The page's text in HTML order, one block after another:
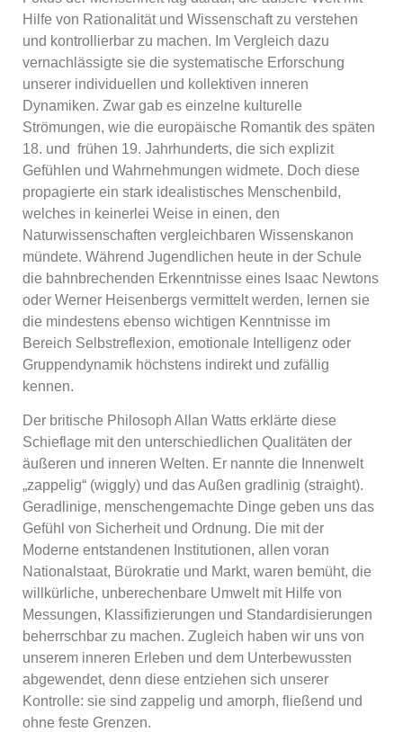
Hilfe von Rationalität und Wissenschaft zu verstehen
und kontrollierbar zu machen. Im Vergleich dazu
vernachlässigte sie die systematische Erforschung
unserer individuellen und kollektiven inneren
Dynamiken. Zwar gab es einzelne kulturelle
Strömungen, wie die europäische Romantik des späten
18. und frühen 19. Jahrhunderts, die sich explizit
Gefühlen und Wahrnehmungen widmete. Doch diese
propagierte ein stark idealistisches Menschenbild,
welches in keinerlei Weise in einen, den
Naturwissenschaften vergleichbaren Wissenskanon
mündete. Während Jugendlichen heute in der Schule
die bahnbrechenden Erkenntnisse eines Isaac Newtons
oder Werner Heisenbergs vermittelt werden, lernen sie
die mindestens ebenso wichtigen Kenntnisse im
Bereich Selbstreflexion, emotionale Intelligenz oder
Gruppendynamik höchstens indirekt und zufällig
kennen.
Der britische Philosoph Allan Watts erklärte diese
Schieflage mit den unterschiedlichen Qualitäten der
äußeren und inneren Welten. Er nannte die Innenwelt
„zappelig“ (wiggly) und das Außen gradlinig (straight).
Geradlinige, menschengemachte Dinge geben uns das
Gefühl von Sicherheit und Ordnung. Die mit der
Moderne entstandenen Institutionen, allen voran
Nationalstaat, Bürokratie und Markt, waren bemüht, die
willkürliche, unberechenbare Umwelt mit Hilfe von
Messungen, Klassifizierungen und Standardisierungen
beherrschbar zu machen. Zugleich haben wir uns von
unserem inneren Erleben und dem Unterbewussten
abgewendet, denn diese entziehen sich unserer
Kontrolle: sie sind zappelig und amorph, fließend und
ohne feste Grenzen.